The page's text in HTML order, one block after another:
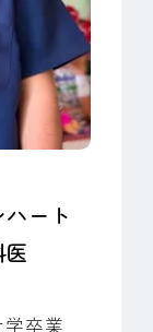
ート
卒業